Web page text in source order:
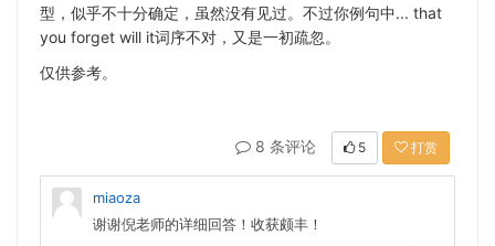
型，似乎不十分确定，虽然没有见过。不过你例句中... that
you forget will it词序不对，又是一初疏忽。
仅供参考。
8 条评论 5 打赏
miaoza
谢谢倪老师的详细回答！收获颇丰！